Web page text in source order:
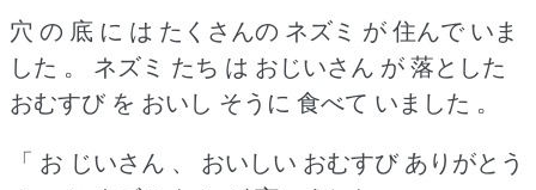
穴 の 底 に は たくさんの ネズミ が 住んで いま
した 。
ネズミ たち は おじいさん が 落とした
おむすび を おいし そうに 食べて いました 。
「 お じいさん 、 おいしい おむすび ありがとう